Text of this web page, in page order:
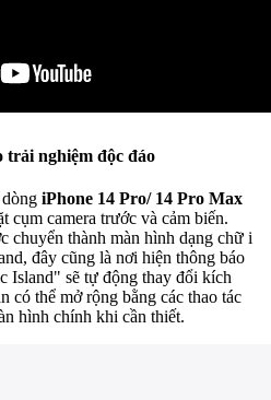
trải nghiệm độc đáo
iPhone 14 Pro/ 14 Pro Max
cụm camera trước và cảm biến.
chuyển thành màn hình dạng chữ i
đây cũng là nơi hiện thông báo
Island" sẽ tự động thay đổi kích
có thể mở rộng bằng các thao tác
hình chính khi cần thiết.